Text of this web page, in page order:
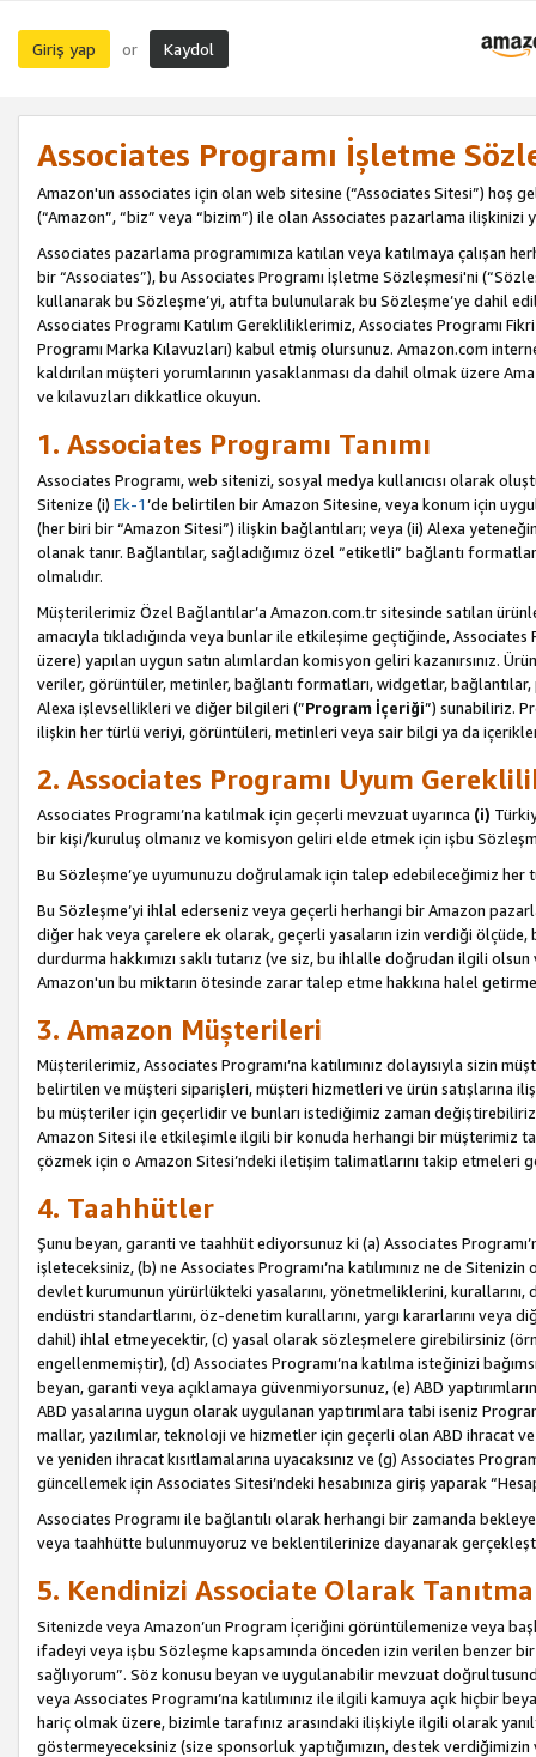
Giriş yap or Kaydol
Associates Programı İşletme
Amazon'un associates için olan web sitesine (“Associates Sitesi”) hoş
(“Amazon”, “biz” veya “bizim”) ile olan Associates pazarlama ilişkinizi
Associates pazarlama programımıza katılan veya katılmaya çalışan
bir “Associates”), bu Associates Programı İşletme Sözleşmesi'ni
kullanarak bu Sözleşme’yi, atıfta bulunularak bu Sözleşme’ye dahil
Associates Programı Katılım Gerekliliklerimiz, Associates Programı
Programı Marka Kılavuzları) kabul etmiş olursunuz. Amazon.com
kaldırılan müşteri yorumlarının yasaklanması da dahil olmak üzere
ve kılavuzları dikkatlice okuyun.
1. Associates Programı Tanımı
Associates Programı, web sitenizi, sosyal medya kullanıcısı olarak
Sitenize (i) Ek-1’de belirtilen bir Amazon Sitesine, veya konum için
(her biri bir “Amazon Sitesi”) ilişkin bağlantıları; veya (ii) Alexa
olanak tanır. Bağlantılar, sağladığımız özel “etiketli” bağlantı
olmalıdır.
Müşterilerimiz Özel Bağlantılar’a Amazon.com.tr sitesinde satılan
amacıyla tıkladığında veya bunlar ile etkileşime geçtiğinde,
üzere) yapılan uygun satın alımlardan komisyon geliri kazanırsınız.
veriler, görüntüler, metinler, bağlantı formatları, widgetlar,
Alexa işlevsellikleri ve diğer bilgileri (”Program İçeriği”) sunabiliriz.
ilişkin her türlü veriyi, görüntüleri, metinleri veya sair bilgi ya da içerikleri
2. Associates Programı Uyum
Associates Programı’na katılmak için geçerli mevzuat uyarınca (i)
bir kişi/kuruluş olmanız ve komisyon geliri elde etmek için işbu
Bu Sözleşme’ye uyumunuzu doğrulamak için talep edebileceğimiz
Bu Sözleşme’yi ihlal ederseniz veya geçerli herhangi bir Amazon
diğer hak veya çarelere ek olarak, geçerli yasaların izin verdiği
durdurma hakkımızı saklı tutarız (ve siz, bu ihlalle doğrudan ilgili
Amazon'un bu miktarın ötesinde zarar talep etme hakkına halel
3. Amazon Müşterileri
Müşterilerimiz, Associates Programı’na katılımınız dolayısıyla sizin
belirtilen ve müşteri siparişleri, müşteri hizmetleri ve ürün satışlarına
bu müşteriler için geçerlidir ve bunları istediğimiz zaman
Amazon Sitesi ile etkileşimle ilgili bir konuda herhangi bir müşterimiz
çözmek için o Amazon Sitesi’ndeki iletişim talimatlarını takip etmeleri
4. Taahhütler
Şunu beyan, garanti ve taahhüt ediyorsunuz ki (a) Associates
işleteceksiniz, (b) ne Associates Programı’na katılımınız ne de
devlet kurumunun yürürlükteki yasalarını, yönetmeliklerini,
endüstri standartlarını, öz-denetim kurallarını, yargı kararlarını
dahil) ihlal etmeyecektir, (c) yasal olarak sözleşmelere girebilirsiniz
engellenmemiştir), (d) Associates Programı’na katılma isteğinizi
beyan, garanti veya açıklamaya güvenmiyorsunuz, (e) ABD
ABD yasalarına uygun olarak uygulanan yaptırımlara tabi iseniz
mallar, yazılımlar, teknoloji ve hizmetler için geçerli olan ABD ihracat
ve yeniden ihracat kısıtlamalarına uyacaksınız ve (g) Associates
güncellemek için Associates Sitesi’ndeki hesabınıza giriş yaparak
Associates Programı ile bağlantılı olarak herhangi bir zamanda
veya taahhütte bulunmuyoruz ve beklentilerinize dayanarak
5. Kendinizi Associate Olarak
Sitenizde veya Amazon’un Program İçeriğini görüntülemenize veya
ifadeyi veya işbu Sözleşme kapsamında önceden izin verilen benzer
sağlıyorum”. Söz konusu beyan ve uygulanabilir mevzuat
veya Associates Programı’na katılımınız ile ilgili kamuya açık hiçbir
hariç olmak üzere, bizimle tarafınız arasındaki ilişkiyle ilgili olarak
göstermeyeceksiniz (size sponsorluk yaptığımızın, destek